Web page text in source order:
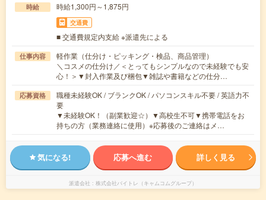
時給 時給1,300円～1,875円
交通費
■ 交通費規定内支給 ※派遣先による
仕事内容
軽作業（仕分け・ピッキング・検品、商品管理）
＼コスメの仕分け／＜とってもシンプルなので未経験でも安
心！＞▼封入作業及び梱包▼雑誌や書籍などの仕分…
応募資格
職種未経験OK / ブランクOK / パソコンスキル不要 / 英語力不
要
▼未経験OK！（副業歓迎☆）▼高校生不可▼携帯電話をお
持ちの方（業務連絡に使用）※応募後のご連絡はメ…
気になる! 応募へ進む 詳しく見る
派遣会社 株式会社バイトレ（キャムコムグループ）